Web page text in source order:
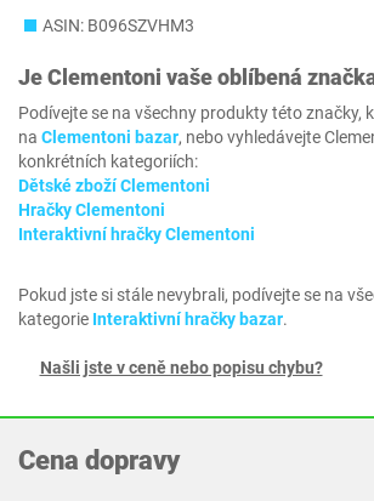
ASIN: B096SZVHM3
JeClementoni vaše oblíbená
Podívejte se na všechny produkty této značky,
na Clementoni bazar, nebo vyhledávejte
konkrétních kategoriích:
Dětské zboží Clementoni
Hračky Clementoni
Interaktivní hračky Clementoni
Pokud jste si stále nevybrali, podívejte se na
kategorie Interaktivní hračky bazar.
Našli jste v ceně nebo popisu chybu?
Cena dopravy